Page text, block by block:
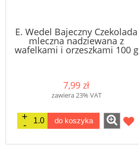
E. Wedel Bajeczny Czekolada
mleczna nadziewana z
wafelkami i orzeszkami 100 g
7,99 zł
zawiera 23% VAT
do koszyka